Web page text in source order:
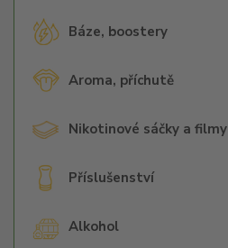
Báze, boostery
Aroma, příchutě
Nikotinové sáčky a filmy
Příslušenství
Alkohol